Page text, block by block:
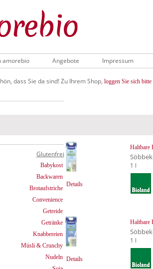
amorebio Angebote Impressum
dass Sie da sind! Zu Ihrem Shop, loggen Sie sich bitte
Glutenfrei
Babykost
Backwaren
Brotaufstriche
Convenience
Getreide
Getränke
Knabbereien
Müsli & Crunchy
Nudeln
Details
Haltbare
1 l
Details
Haltbare
1 l